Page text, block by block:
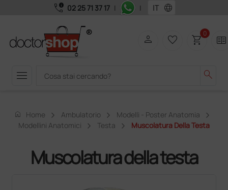
call_quality 02 25 71 37 17 | | language
menu search
person favorite_border shopping_cart0 two_pager
home Home Ambulatorio
Modelli - Poster Anatomia
Modellini Anatomici
Testa Muscolatura Della Testa
Muscolatura della testa